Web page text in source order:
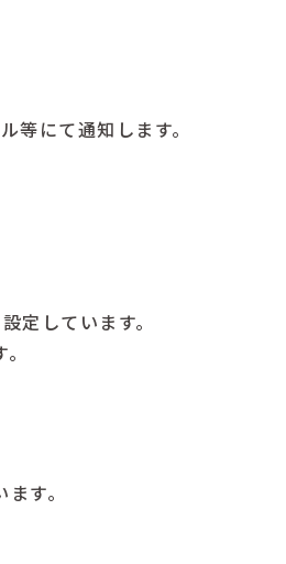
にて通知します。
定しています。
す。